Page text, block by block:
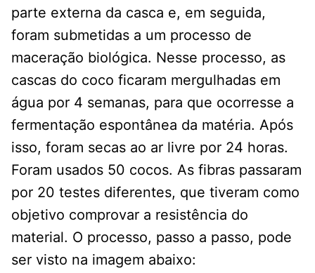
parte externa da casca e, em seguida,
foram submetidas a um processo de
maceração biológica. Nesse processo, as
cascas do coco ficaram mergulhadas em
água por 4 semanas, para que ocorresse a
fermentação espontânea da matéria. Após
isso, foram secas ao ar livre por 24 horas.
Foram usados 50 cocos. As fibras passaram
por 20 testes diferentes, que tiveram como
objetivo comprovar a resistência do
material. O processo, passo a passo, pode
ser visto na imagem abaixo: